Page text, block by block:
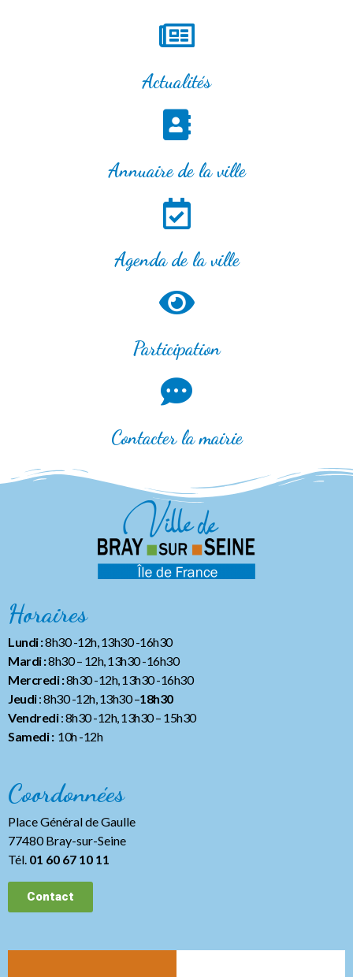
Actualités
Annuaire de la ville
Agenda de la ville
Participation
Contacter la mairie
Horaires
Lundi :8h30 -12h, 13h30 -16h30
Mardi :8h30 – 12h, 13h30 -16h30
Mercredi :8h30 -12h, 13h30 -16h30
Jeudi: 8h30 -12h, 13h30 –18h30
Vendredi: 8h30 -12h, 13h30– 15h30
Samedi :10h -12h
Coordonnées
Place Général de Gaulle
77480 Bray-sur-Seine
Tél. 01 60 67 10 11
Contact